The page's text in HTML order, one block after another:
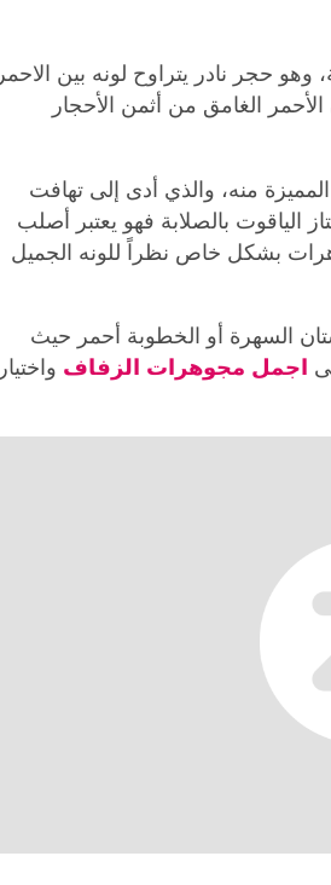
وهو حجر نادر يتراوح لونه بين الاحمر
الأحمر الغامق من أثمن الأحجار
منه، والذي أدى إلى تهافت
الياقوت بالصلابة فهو يعتبر أصلب
بشكل خاص نظراً للونه الجميل
السهرة أو الخطوبة أحمر حيث
اجمل مجوهرات الزفاف واختيار